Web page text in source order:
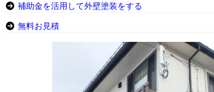
補助金を活用して外壁塗装をする
無料お見積